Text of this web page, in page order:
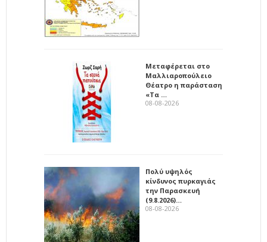
Μεταφέρεται στο
Μαλλιαροπούλειο
Θέατρο η παράσταση
«Τα …
08-08-2026
Πολύ υψηλός
κίνδυνος πυρκαγιάς
την Παρασκευή
(9.8.2026)…
08-08-2026